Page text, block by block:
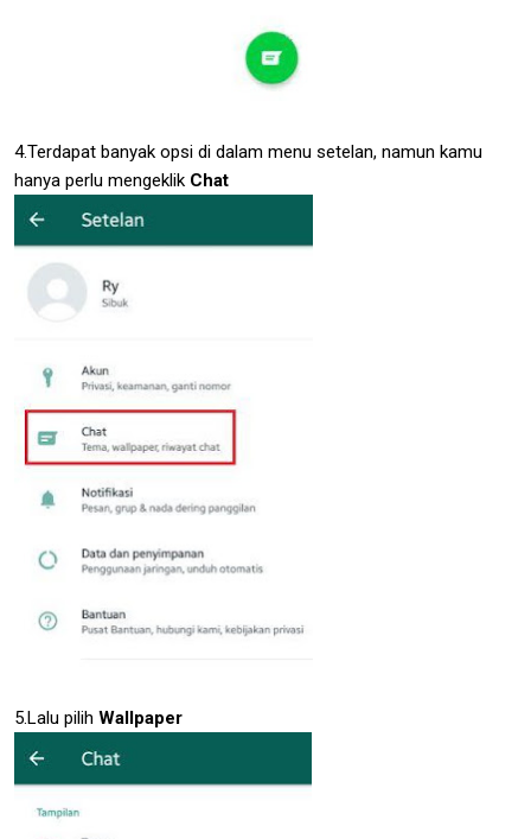
4.Terdapat banyak opsi di dalam menu setelan, namun kamu
hanya perlu mengeklik Chat
5.Lalu pilih Wallpaper